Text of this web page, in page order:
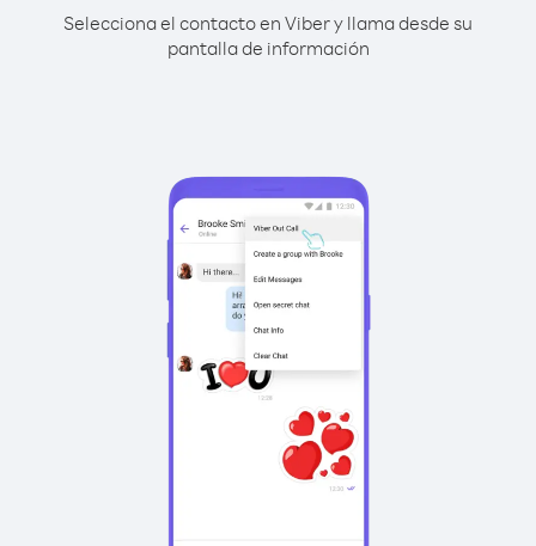
Selecciona el contacto en Viber y llama desde su
pantalla de información